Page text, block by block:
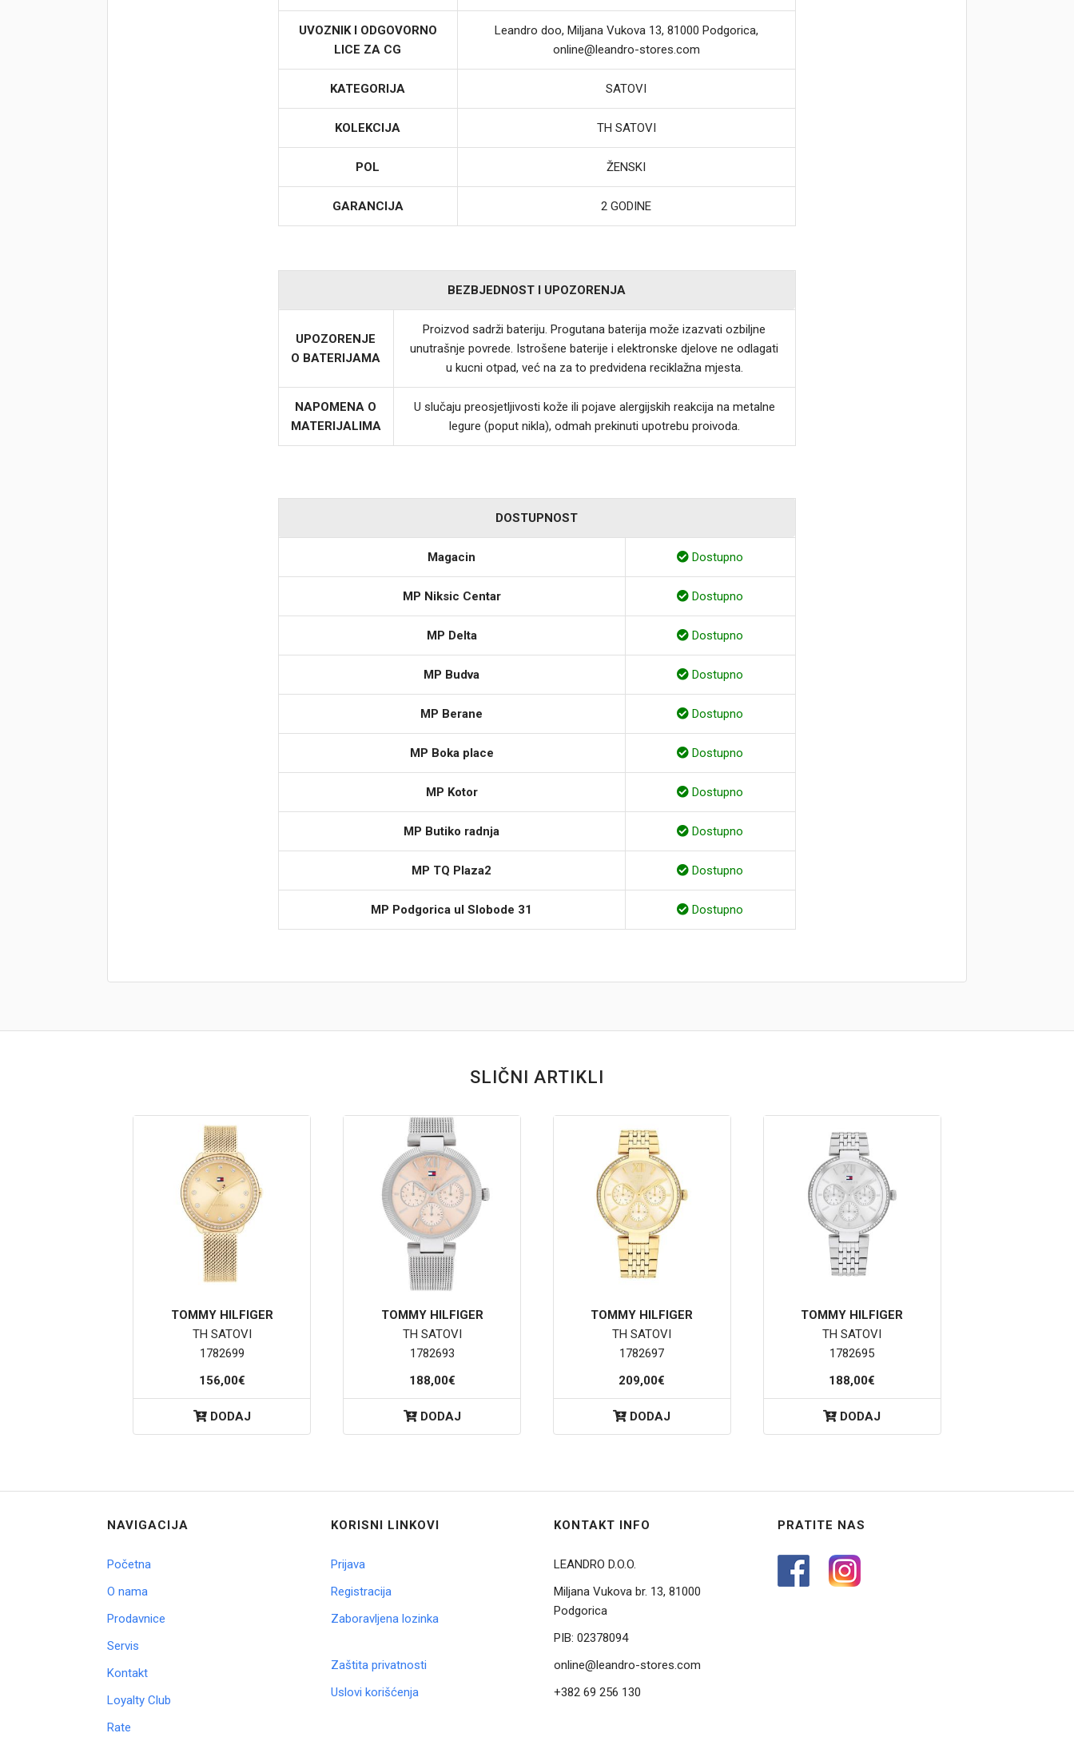
UVOZNIK I ODGOVORNO
LICE ZA CG
Leandro doo, Miljana Vukova 13, 81000 Podgorica,
online@leandro-stores.com
KATEGORIJA SATOVI
KOLEKCIJA TH SATOVI
POL ŽENSKI
GARANCIJA 2 GODINE
BEZBJEDNOST I UPOZORENJA
UPOZORENJE
O BATERIJAMA
Proizvod sadrži bateriju. Progutana baterija može izazvati ozbiljne
unutrašnje povrede. Istrošene baterije i elektronske djelove ne odlagati
u kucni otpad, već na za to predvidena reciklažna mjesta.
NAPOMENA O
MATERIJALIMA
U slučaju preosjetljivosti kože ili pojave alergijskih reakcija na metalne
legure (poput nikla), odmah prekinuti upotrebu proivoda.
DOSTUPNOST
Magacin Dostupno
MP Niksic Centar Dostupno
MP Delta Dostupno
MP Budva Dostupno
MP Berane Dostupno
MP Boka place Dostupno
MP Kotor Dostupno
MP Butiko radnja Dostupno
MP TQ Plaza2 Dostupno
MP Podgorica ul Slobode 31 Dostupno
SLIČNI ARTIKLI
TOMMY HILFIGER
TH SATOVI
1782699
156,00€
DODAJ
TOMMY HILFIGER
TH SATOVI
1782693
188,00€
DODAJ
TOMMY HILFIGER
TH SATOVI
1782697
209,00€
DODAJ
TOMMY HILFIGER
TH SATOVI
1782695
188,00€
DODAJ
NAVIGACIJA
Početna
O nama
Prodavnice
Servis
Kontakt
Loyalty Club
Rate
KORISNI LINKOVI
Prijava
Registracija
Zaboravljena lozinka
Zaštita privatnosti
Uslovi korišćenja
KONTAKT INFO
LEANDRO D.O.O.
Miljana Vukova br. 13, 81000
Podgorica
PIB:02378094
online@leandro-stores.com
+382 69 256 130
PRATITE NAS